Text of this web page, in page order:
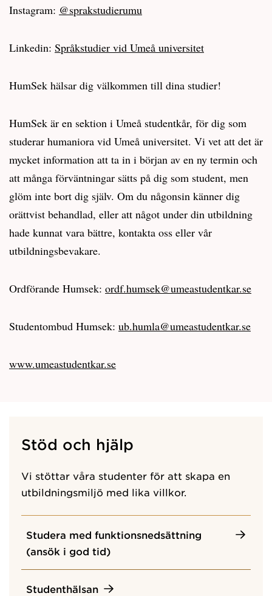
Instagram: @sprakstudierumu
Linkedin: Språkstudier vid Umeå universitet
HumSek hälsar dig välkommen till dina studier!
HumSek är en sektion i Umeå studentkår, för dig som
studerar humaniora vid Umeå universitet. Vi vet att det är
mycket information att ta in i början av en ny termin och
att många förväntningar sätts på dig som student, men
glöm inte bort dig själv. Om du någonsin känner dig
orättvist behandlad, eller att något under din utbildning
hade kunnat vara bättre, kontakta oss eller vår
utbildningsbevakare.
Ordförande Humsek: ordf.humsek@umeastudentkar.se
Studentombud Humsek: ub.humla@umeastudentkar.se
www.umeastudentkar.se
Stöd och hjälp
Vi stöttar våra studenter för att skapa en
utbildningsmiljö med lika villkor.
Studera med funktionsnedsättning
(ansök i god tid)
Studenthälsan